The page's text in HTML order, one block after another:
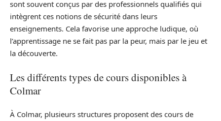
sont souvent conçus par des professionnels qualifiés qui
intègrent ces notions de sécurité dans leurs
enseignements. Cela favorise une approche ludique, où
l’apprentissage ne se fait pas par la peur, mais par le jeu et
la découverte.
Les différents types de cours disponibles à
Colmar
À Colmar, plusieurs structures proposent des cours de